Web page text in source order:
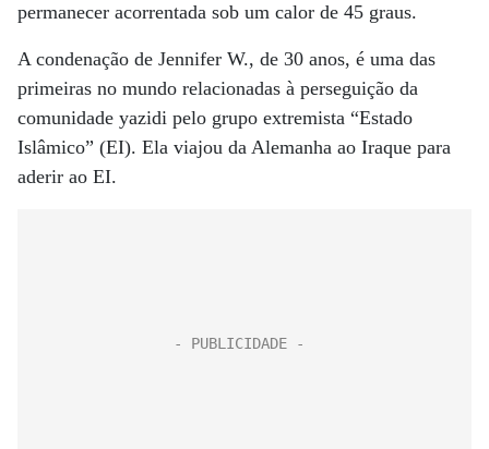
permanecer acorrentada sob um calor de 45 graus.
A condenação de Jennifer W., de 30 anos, é uma das
primeiras no mundo relacionadas à perseguição da
comunidade yazidi pelo grupo extremista “Estado
Islâmico” (EI). Ela viajou da Alemanha ao Iraque para
aderir ao EI.